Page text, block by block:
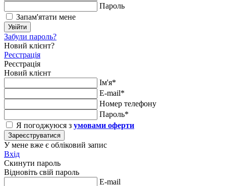
Пароль
Запам'ятати мене
Увійти
Забули пароль?
Новий клієнт?
Реєстрація
Реєстрація
Новий клієнт
Ім'я*
E-mail*
Номер телефону
Пароль*
Я погоджуюся з умовами оферти
Зареєструватися
У мене вже є обліковий запис
Вхід
Скинути пароль
Відновіть свій пароль
E-mail